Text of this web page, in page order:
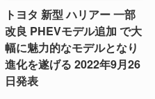
トヨタ 新型 ハリアー 一部
改良 PHEVモデル追加 で大
幅に魅力的なモデルとなり
進化を遂げる 2022年9月26
日発表